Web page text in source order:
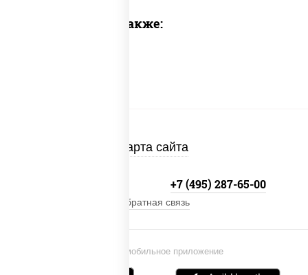
Предлагаем также:
Карта сайта
Установи мобильное приложение
+7 (495) 287-65-00
Обратная связь